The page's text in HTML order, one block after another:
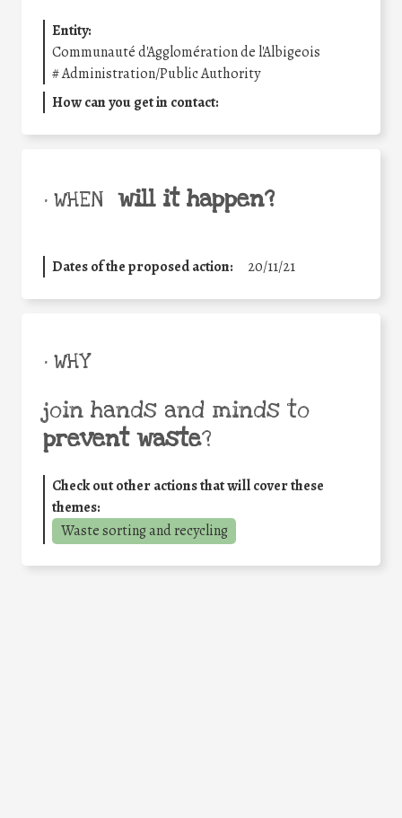
Entity:
Communauté d'Agglomération de l'Albigeois
#Administration/Public Authority
How can you get in contact:
• WHEN will it happen?
Dates of the proposed action: 20/11/21
• WHY
join hands and minds to
prevent waste?
Check out other actions that will cover these
themes:
Waste sorting and recycling